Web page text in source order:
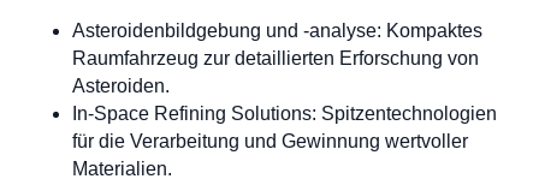
Asteroidenbildgebung und -analyse: Kompaktes
Raumfahrzeug zur detaillierten Erforschung von
Asteroiden.
In-Space Refining Solutions: Spitzentechnologien
für die Verarbeitung und Gewinnung wertvoller
Materialien.